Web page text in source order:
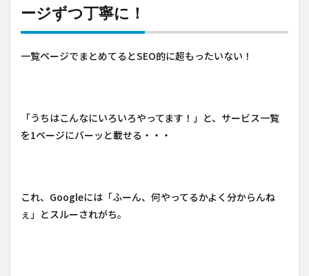
ージずつ丁寧に！
一覧ページでまとめてるとSEO的に超もったいない！
「うちはこんなにいろいろやってます！」と、サービス一覧
を1ページにバーッと載せる・・・
これ、Googleには「ふーん、何やってるかよく分からんね
ぇ」とスルーされがち。